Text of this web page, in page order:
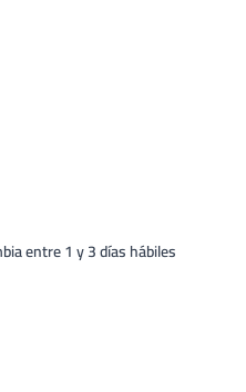
entre 1 y 3 días hábiles